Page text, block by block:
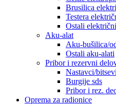
Brusilica
Testera
Ostali
Aku-alat
Aku-bušilica/
Ostali aku-alati
Pribor i rezervni
Nastavci/bitsevi
Burgije sds
Pribor i rez.
Oprema za radionice